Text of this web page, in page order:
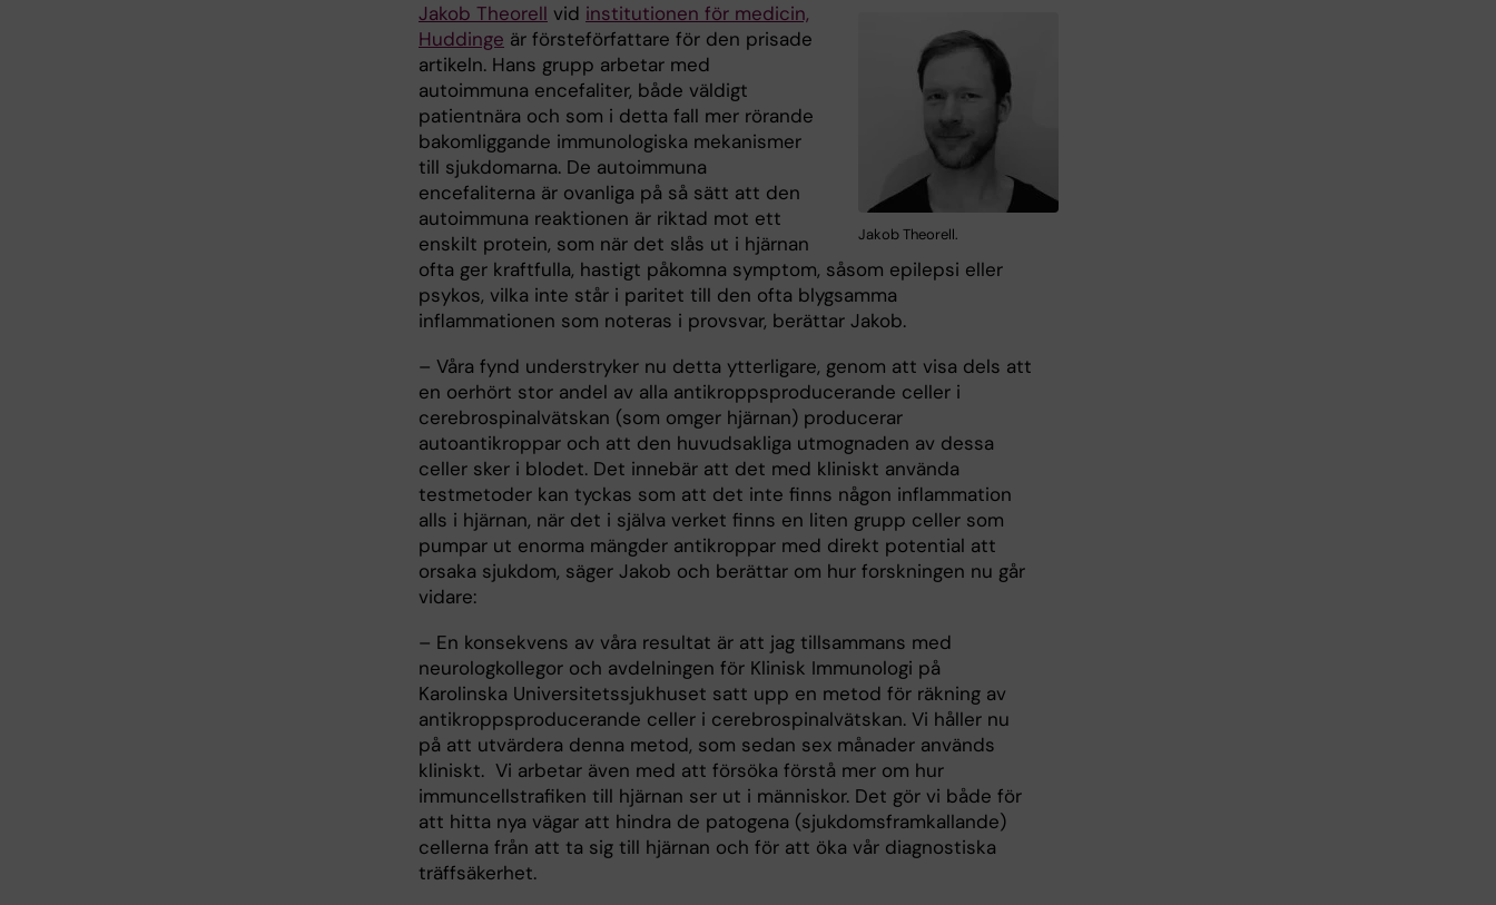
Jakob Theorell.
Jakob Theorell vid institutionen för medicin,
Huddinge är försteförfattare för den prisade
artikeln. Hans grupp arbetar med
autoimmuna encefaliter, både väldigt
patientnära och som i detta fall mer rörande
bakomliggande immunologiska mekanismer
till sjukdomarna. De autoimmuna
encefaliterna är ovanliga på så sätt att den
autoimmuna reaktionen är riktad mot ett
enskilt protein, som när det slås ut i hjärnan
ofta ger kraftfulla, hastigt påkomna symptom, såsom epilepsi eller
psykos, vilka inte står i paritet till den ofta blygsamma
inflammationen som noteras i provsvar, berättar Jakob.
– Våra fynd understryker nu detta ytterligare, genom att visa dels att
en oerhört stor andel av alla antikroppsproducerande celler i
cerebrospinalvätskan (som omger hjärnan) producerar
autoantikroppar och att den huvudsakliga utmognaden av dessa
celler sker i blodet. Det innebär att det med kliniskt använda
testmetoder kan tyckas som att det inte finns någon inflammation
alls i hjärnan, när det i själva verket finns en liten grupp celler som
pumpar ut enorma mängder antikroppar med direkt potential att
orsaka sjukdom, säger Jakob och berättar om hur forskningen nu går
vidare:
– En konsekvens av våra resultat är att jag tillsammans med
neurologkollegor och avdelningen för Klinisk Immunologi på
Karolinska Universitetssjukhuset satt upp en metod för räkning av
antikroppsproducerande celler i cerebrospinalvätskan. Vi håller nu
på att utvärdera denna metod, som sedan sex månader används
kliniskt. Vi arbetar även med att försöka förstå mer om hur
immuncellstrafiken till hjärnan ser ut i människor. Det gör vi både för
att hitta nya vägar att hindra de patogena (sjukdomsframkallande)
cellerna från att ta sig till hjärnan och för att öka vår diagnostiska
träffsäkerhet.